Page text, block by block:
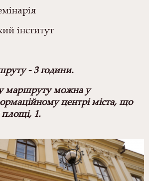
інститут
- 3 години.
маршруту можна у
центрі міста, що
1.